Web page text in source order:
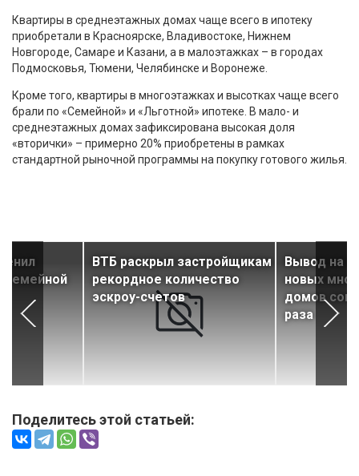
Квартиры в среднеэтажных домах чаще всего в ипотеку
приобретали в Красноярске, Владивостоке, Нижнем
Новгороде, Самаре и Казани, а в малоэтажках – в городах
Подмосковья, Тюмени, Челябинске и Воронеже.
Кроме того, квартиры в многоэтажках и высотках чаще всего
брали по «Семейной» и «Льготной» ипотеке. В мало- и
среднеэтажных домах зафиксирована высокая доля
«вторички» – примерно 20% приобретены в рамках
стандартной рыночной программы на покупку готового жилья.
семейной
ВТБ раскрыл застройщикам
рекордное количество
эскроу-счетов
Вывод на
новых
домов
раза
Поделитесь этой статьей: